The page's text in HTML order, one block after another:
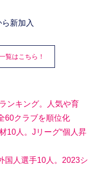
新加入
覧はこちら！
ンキング。人気や育
60クラブを順位化
10人。Jリーグ“個人昇
国人選手10人。2023シ